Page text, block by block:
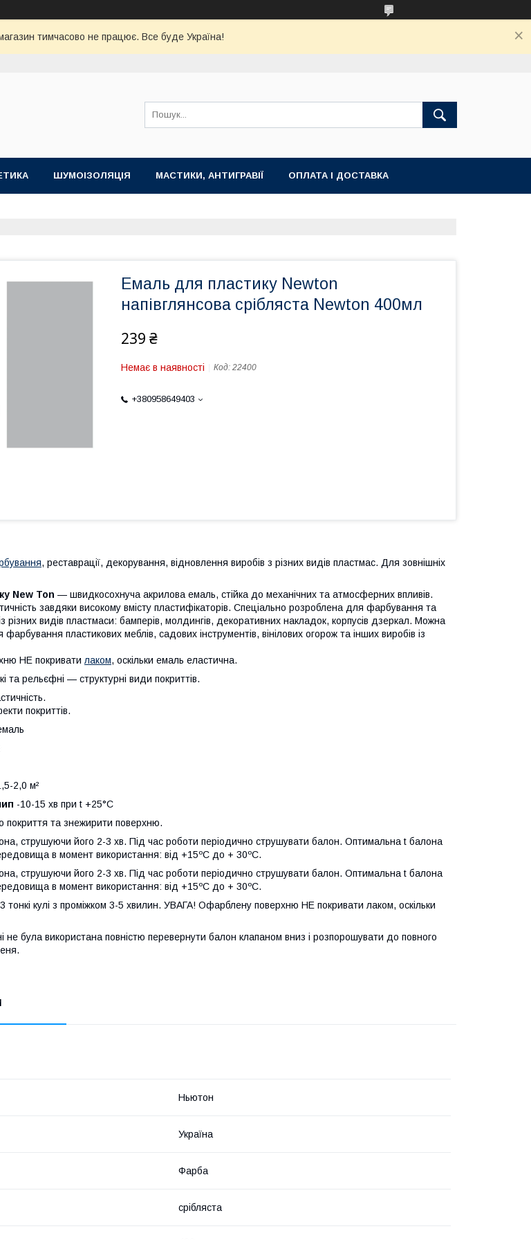
тимчасово не працює. Все буде Україна!
ШУМОІЗОЛЯЦІЯ МАСТИКИ, АНТИГРАВІЇ ОПЛАТА І ДОСТАВКА
Емаль для пластику Newton
напівглянсова срібляста Newton 400мл
239 ₴
Немає в наявності Код: 22400
+380958649403
, реставрації, декорування, відновлення виробів з різних видів пластмас. Для зовнішніх
New Ton — швидкосохнуча акрилова емаль, стійка до механічних та атмосферних впливів.
завдяки високому вмісту пластифікаторів. Спеціально розроблена для фарбування та
різних видів пластмаси: бамперів, молдингів, декоративних накладок, корпусів дзеркал. Можна
пластикових меблів, садових інструментів, вінілових огорож та інших виробів із
НЕ покривати лаком, оскільки емаль еластична.
та рельєфні — структурні види покриттів.
покриттів.
2,0 м²
-10-15 хв при t +25°С
покриття та знежирити поверхню.
струшуючи його 2-3 хв. Під час роботи періодично струшувати балон. Оптимальна t балона
в момент використання: від +15ºС до + 30ºС.
струшуючи його 2-3 хв. Під час роботи періодично струшувати балон. Оптимальна t балона
в момент використання: від +15ºС до + 30ºС.
тонкі кулі з проміжком 3-5 хвилин. УВАГА! Офарблену поверхню НЕ покривати лаком, оскільки
була використана повністю перевернути балон клапаном вниз і розпорошувати до повного
Ньютон
Україна
Фарба
срібляста